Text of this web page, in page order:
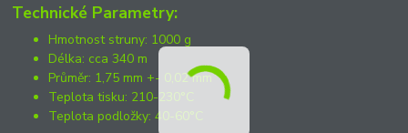
Technické Parametry:
Hmotnost struny: 1000 g
Délka: cca 340 m
Průměr: 1,75 mm +- 0,02 mm
Teplota tisku: 210-230°C
Teplota podložky: 40-60°C